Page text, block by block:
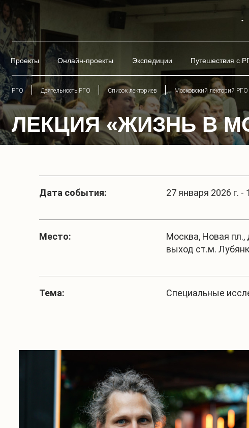
Проекты Онлайн-проекты Экспедиции Путешествия с
РГО Деятельность РГО Список лекториев Московский лекторий РГО
ЛЕКЦИЯ «ЖИЗНЬ В
Дата события: 27 января 2026 г. -
Место:
Москва, Новая пл.,
выход ст.м.
Тема: Специальные